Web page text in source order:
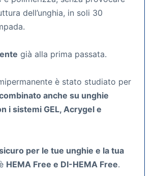
dell’unghia, in soli 30
già alla prima passata.
è stato studiato per
anche su unghie
i sistemi GEL, Acrygel e
per le tue unghie e la tua
HEMA Free e DI-HEMA Free.